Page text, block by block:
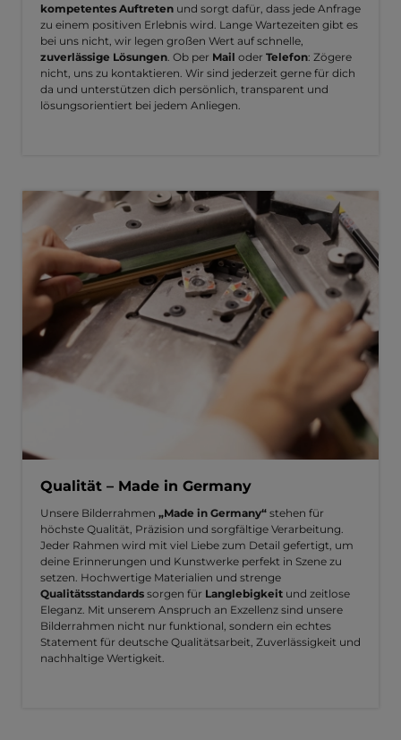
kompetentes Auftreten und sorgt dafür, dass jede Anfrage
zu einem positiven Erlebnis wird. Lange Wartezeiten gibt es
bei uns nicht, wir legen großen Wert auf schnelle,
zuverlässige Lösungen . Ob per Mail oder Telefon: Zögere
nicht, uns zu kontaktieren. Wir sind jederzeit gerne für dich
da und unterstützen dich persönlich, transparent und
lösungsorientiert bei jedem Anliegen.
Qualität – Made in Germany
Unsere Bilderrahmen „Made in Germany“ stehen für
höchste Qualität, Präzision und sorgfältige Verarbeitung.
Jeder Rahmen wird mit viel Liebe zum Detail gefertigt, um
deine Erinnerungen und Kunstwerke perfekt in Szene zu
setzen. Hochwertige Materialien und strenge
Qualitätsstandards sorgen für Langlebigkeit und zeitlose
Eleganz. Mit unserem Anspruch an Exzellenz sind unsere
Bilderrahmen nicht nur funktional, sondern ein echtes
Statement für deutsche Qualitätsarbeit, Zuverlässigkeit und
nachhaltige Wertigkeit.